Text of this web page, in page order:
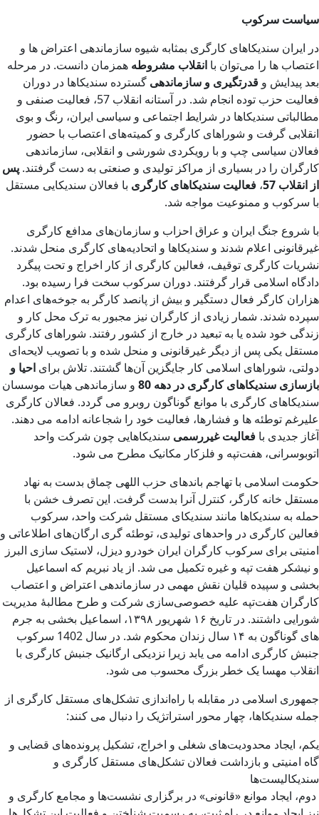
سیاست سرکوب
در ایران سندیکاهای کارگری بمثابه شیوه سازماندهی اعتراض ها و
اعتصاب ها را می‌توان با انقلاب مشروطه همزمان دانست. در مرحله
بعد پیدایش و قدرتگیری و سازماندهی گسترده سندیکاها در دوران
فعالیت حزب توده انجام شد.
در آستانه انقلاب 57، فعالیت صنفی و
مطالباتی سندیکاها در شرایط اجتماعی و سیاسی ایران، رنگ و بوی
انقلابی گرفت و شوراهای کارگری و کمیته‌های اعتصاب با حضور
فعالان سیاسی چپ و با رویکردی شورشی و انقلابی، سازماندهی
کارگران را در بسیاری از مراکز تولیدی و صنعتی به دست گرفتند. پس
از انقلاب 57
، فعالیت سندیکاهای کارگری با فعالان سندیکایی مستقل
با سرکوب و ممنوعیت مواجه شد.
با شروع جنگ ایران و عراق احزاب و سازمان‌های مدافع کارگری
غیرقانونی اعلام شدند و سندیکاها و اتحادیه‌های کارگری منحل شدند.
نشریات کارگری توقیف، فعالین کارگری از کار اخراج و تحت پیگرد
دادگاه اسلامی قرار گرفتند. دوران سرکوب سخت فرا رسیده بود.
هزاران کارگر فعال دستگیر و بیش از پانصد کارگر به جوخه‌های اعدام
سپرده شدند. شمار زیادی از کارگران نیز مجبور به ترک محل کار و
زندگی خود شده یا به تبعید در خارج از کشور رفتند. شوراهای کارگری
مستقل یکی پس از دیگر غیرقانونی و منحل شده و با تصویب لایحه‌ای
دولتی، شوراهای اسلامی کار جایگزین آن‌ها گشتند. تلاش برای احیا و
بازسازی سندیکاهای کارگری در دهه 80
و سازماندهی هیات موسسان
سندیکاهای کارگری با موانع گوناگون روبرو می گردد. فعالان کارگری
علیرغم توطئه ها و فشارها، فعالیت خود را شجاعانه ادامه می دهند.
آغاز جدیدی با فعالیت غیررسمی سندیکاهایی چون شرکت واحد
اتوبوسرانی، هفت‌تپه و فلزکار مکانیک مطرح می شود.
حکومت اسلامی با تهاجم باندهای حزب اللهی چماق بدست به نهاد
مستقل خانه کارگر، کنترل آنرا بدست گرفت. این تصرف خشن با
حمله به سندیکاها مانند سندیکای مستقل شرکت واحد، سرکوب
فعالین کارگری در واحدهای تولیدی، توطئه گری ارگان‌های اطلاعاتی و
امنیتی برای سرکوب کارگران ایران خودرو دیزل، لاستیک سازی البرز
و نیشکر هفت تپه و غیره تکمیل می شد. از یاد نبریم که اسماعیل
بخشی و سپیده قلیان نقش مهمی در سازماندهی اعتراض و اعتصاب
کارگران هفت‌تپه علیه خصوصی‌سازی شرکت و طرح مطالبهٔ مدیریت
شورایی داشتند. در تاریخ ۱۶ شهریور ۱۳۹۸، اسماعیل بخشی به جرم
های گوناگون به ۱۴ سال زندان محکوم شد. در سال 1402 سرکوب
جنبش کارگری ادامه می یابد زیرا نزدیکی ارگانیک جنبش کارگری با
انقلاب مهسا یک خطر بزرگ محسوب می شود.
جمهوری اسلامی در مقابله با راه‌اندازی تشکل‌های مستقل کارگری از
جمله سندیکاها، چهار محور استراتژیک را دنبال می کنند:
یکم، ایجاد محدودیت‌های شغلی و اخراج، تشکیل پرونده‌های قضایی و
گاه امنیتی و بازداشت فعالان تشکل‌های مستقل کارگری و
سندیکالیست‌ها
دوم، ایجاد موانع «قانونی» در برگزاری نشست‌ها و مجامع کارگری و